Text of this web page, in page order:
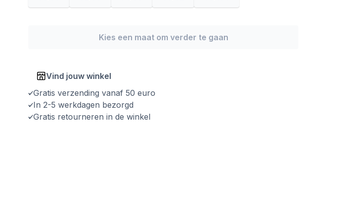
Kies een maat om verder te gaan
Vind jouw winkel
Gratis verzending vanaf 50 euro
In 2-5 werkdagen bezorgd
Gratis retourneren in de winkel